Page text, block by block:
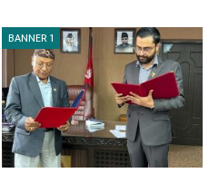
BANNER 1